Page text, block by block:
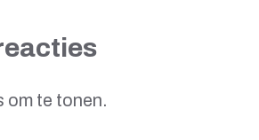
om te tonen.